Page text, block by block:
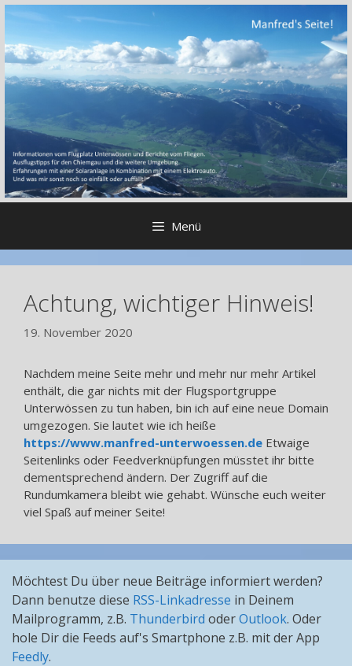
Zum
springen
Menü
Achtung, wichtiger Hinweis!
19. November 2020
Nachdem meine Seite mehr und mehr nur mehr Artikel
enthält, die gar nichts mit der Flugsportgruppe
Unterwössen zu tun haben, bin ich auf eine neue Domain
umgezogen. Sie lautet wie ich heiße
https://www.manfred-unterwoessen.de Etwaige
Seitenlinks oder Feedverknüpfungen müsstet ihr bitte
dementsprechend ändern. Der Zugriff auf die
Rundumkamera bleibt wie gehabt. Wünsche euch weiter
viel Spaß auf meiner Seite!
Möchtest Du über neue Beiträge informiert werden?
Dann benutze diese RSS-Linkadresse in Deinem
Mailprogramm, z.B. Thunderbird oderOutlook. Oder
hole Dir die Feeds auf's Smartphone z.B. mit der App
Feedly.